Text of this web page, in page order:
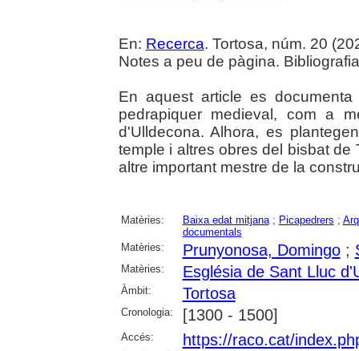
En: Recerca. Tortosa, núm. 20
Notes a peu de pàgina.
En aquest article es
pedrapiquer medieval, com a
d'Ulldecona. Alhora, es
temple i altres obres del bisbat
altre important mestre de la
Matèries: Baixa edat mitjana; Picapedrers ;
documentals
Matèries:
Prunyonosa, Domingo;
Matèries: Església de Sant Lluc
Àmbit: Tortosa
Cronologia: [1300 - 1500]
Accés: https://raco.cat/